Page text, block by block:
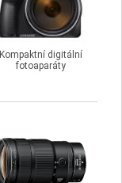
Kompaktní digitální
fotoaparáty